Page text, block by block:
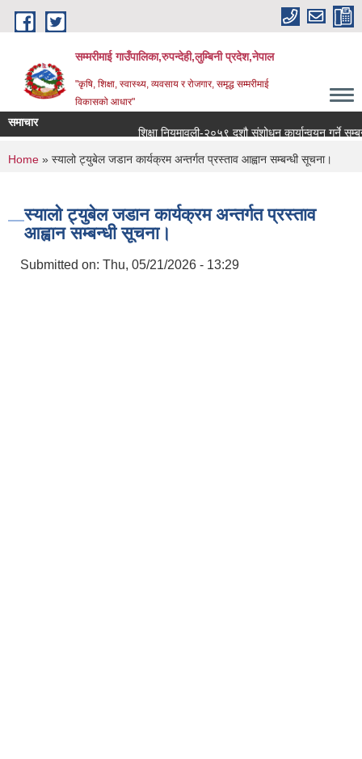
Skip to main content
सम्मरीमाई गाउँपालिका,रुपन्देही,लुम्बिनी प्रदेश,नेपाल
"कृषि, शिक्षा, स्वास्थ्य, व्यवसाय र रोजगार, समृद्ध सम्मरीमाई
विकासको आधार"
समाचार
शिक्षा नियमावली-२०५९ दशौ संशोधन कार्यान्वयन गर्ने सम्बन्धमा
You are here
Home » स्यालो ट्युबेल जडान कार्यक्रम अन्तर्गत प्रस्ताव आह्वान सम्बन्धी सूचना।
स्यालो ट्युबेल जडान कार्यक्रम अन्तर्गत प्रस्ताव
आह्वान सम्बन्धी सूचना।
Submitted on: Thu, 05/21/2026 - 13:29